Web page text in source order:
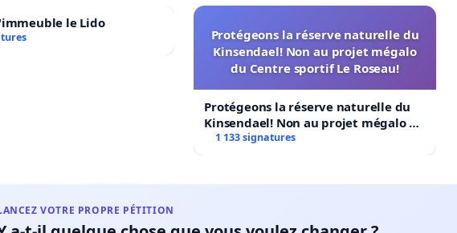
notre voix. Ensemble, nous pouvons garantir un
nos fermes et nos animaux.
info/jalhay-il-refuse-dabattre-111-vaches-
le Lido
Protégeons la réserve naturelle du
Kinsendael! Non au projet mégalo
du Centre sportif Le Roseau!
Protégeons la réserve naturelle du
Kinsendael! Non au projet mégalo du
Centre sportif Le Roseau!
1 133 signatures
VOTRE PROPRE PÉTITION